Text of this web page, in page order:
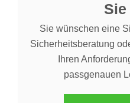
Sie wünschen eine
Sicherheitsberatung
Ihren
passgenauen